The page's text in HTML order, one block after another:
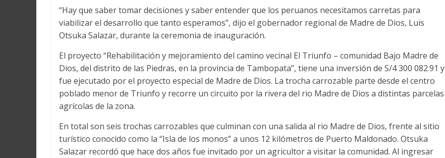
“Hay que saber tomar decisiones y saber entender que los peruanos necesitamos carretas para
viabilizar el desarrollo que tanto esperamos”, dijo el gobernador regional de Madre de Dios, Luis
Otsuka Salazar, durante la ceremonia de inauguración.
El proyecto “Rehabilitación y mejoramiento del camino vecinal El Triunfo – comunidad Bajo Madre de
Dios, del distrito de las Piedras, en la provincia de Tambopata”, tiene una inversión de S/4 300 082.91 y
fue ejecutado por el proyecto especial de Madre de Dios. La trocha carrozable parte desde el centro
poblado menor de Triunfo y recorre un circuito por la rivera del rio Madre de Dios a distintas parcelas
agrícolas de la zona.
En total son seis trochas carrozables que culminan con una salida al rio Madre de Dios, frente al sitio
turístico conocido como la “Isla de los monos” a unos 12 kilómetros de Puerto Maldonado. Otsuka
Salazar recordó que hace dos años fue invitado por un agricultor a visitar la comunidad. Al ingresar